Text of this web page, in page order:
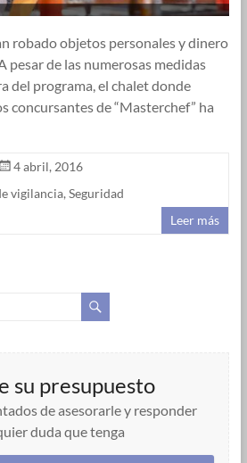
robado objetos personales y dinero
pesar de las numerosas medidas
del programa, el chalet donde
concursantes de “Masterchef” ha
4 abril, 2016
vigilancia, Seguridad
Leer más
su presupuesto
de asesorarle y responder
duda que tenga